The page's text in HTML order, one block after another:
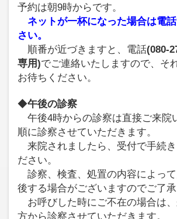
予約は朝9時からです。
ネットが一杯になった場合は電
さい。
順番が近づきますと、電話(080-
専用)でご連絡いたしますので、そ
お待ちください。
◆午後の診察
午後4時からの診察は直接ご来院
順に診察させていただきます。
来院されましたら、受付で手続き
ださい。
診察、検査、処置の内容によっ
後する場合がございますのでご了承
お呼びした時にご不在の場合は
方から診察させていただきます。